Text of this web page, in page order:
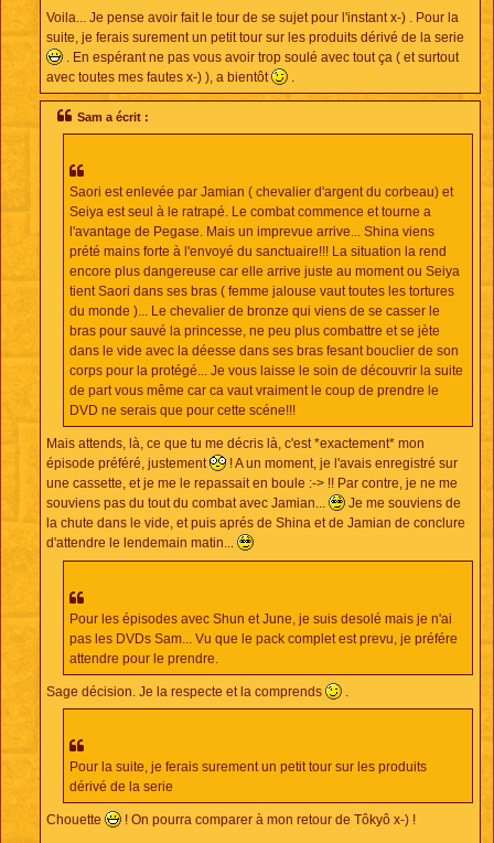
Voila... Je pense avoir fait le tour de se sujet pour l'instant x-) . Pour la
suite, je ferais surement un petit tour sur les produits dérivé de la serie
. En espérant ne pas vous avoir trop soulé avec tout ça ( et surtout
avec toutes mes fautes x-) ), a bientôt
.
Sam a écrit :
Saori est enlevée par Jamian ( chevalier d'argent du corbeau) et
Seiya est seul à le ratrapé. Le combat commence et tourne a
l'avantage de Pegase. Mais un imprevue arrive... Shina viens
prété mains forte à l'envoyé du sanctuaire!!! La situation la rend
encore plus dangereuse car elle arrive juste au moment ou Seiya
tient Saori dans ses bras ( femme jalouse vaut toutes les tortures
du monde )... Le chevalier de bronze qui viens de se casser le
bras pour sauvé la princesse, ne peu plus combattre et se jète
dans le vide avec la déesse dans ses bras fesant bouclier de son
corps pour la protégé... Je vous laisse le soin de découvrir la suite
de part vous même car ca vaut vraiment le coup de prendre le
DVD ne serais que pour cette scéne!!!
Mais attends, là, ce que tu me décris là, c'est *exactement* mon
épisode préféré, justement
! A un moment, je l'avais enregistré sur
une cassette, et je me le repassait en boule :-> !! Par contre, je ne me
souviens pas du tout du combat avec Jamian...
Je me souviens de
la chute dans le vide, et puis aprés de Shina et de Jamian de conclure
d'attendre le lendemain matin...
Pour les épisodes avec Shun et June, je suis desolé mais je n'ai
pas les DVDs Sam... Vu que le pack complet est prevu, je préfére
attendre pour le prendre.
Sage décision. Je la respecte et la comprends
Pour la suite, je ferais surement un petit tour sur les produits
dérivé de la serie
Chouette ! On pourra comparer à mon retour de Tôkyô x-) !